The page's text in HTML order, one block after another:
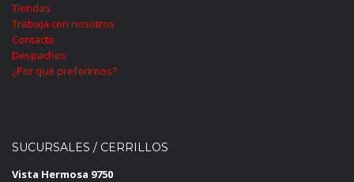
Tiendas
Trabaja con nosotros
Contacto
Despachos
¿Por qué preferirnos?
SUCURSALES / CERRILLOS
Vista Hermosa 9750